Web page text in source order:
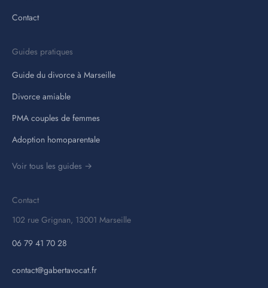
Contact
Guides pratiques
Guide du divorce à Marseille
Divorce amiable
PMA couples de femmes
Adoption homoparentale
Voir tous les guides →
Contact
102 rue Grignan, 13001 Marseille
06 79 41 70 28
contact@gabertavocat.fr